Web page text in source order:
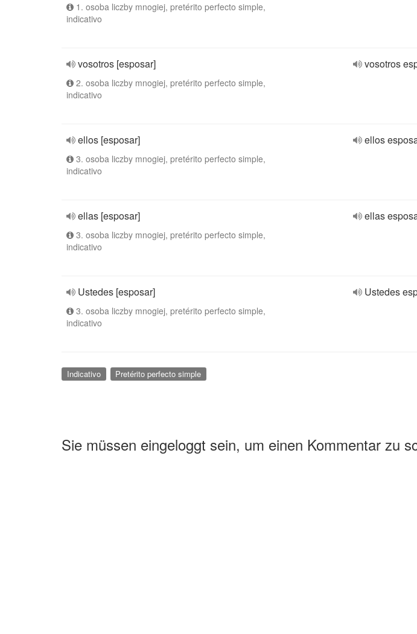
1. osoba liczby mnogiej, pretérito perfecto simple,
indicativo
vosotros [esposar]
2. osoba liczby mnogiej, pretérito perfecto simple,
indicativo
vosotros
ellos [esposar]
3. osoba liczby mnogiej, pretérito perfecto simple,
indicativo
ellos
ellas [esposar]
3. osoba liczby mnogiej, pretérito perfecto simple,
indicativo
ellas
Ustedes [esposar]
3. osoba liczby mnogiej, pretérito perfecto simple,
indicativo
Ustedes
Indicativo Pretérito perfecto simple
Sie müssen eingeloggt sein, um einen Kommentar zu